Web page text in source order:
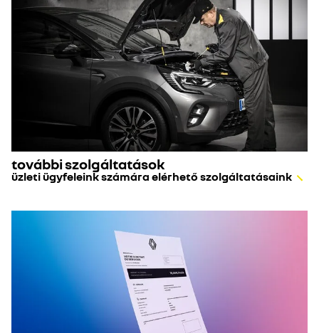
további szolgáltatások
üzleti ügyfeleink számára elérhető szolgáltatásaink